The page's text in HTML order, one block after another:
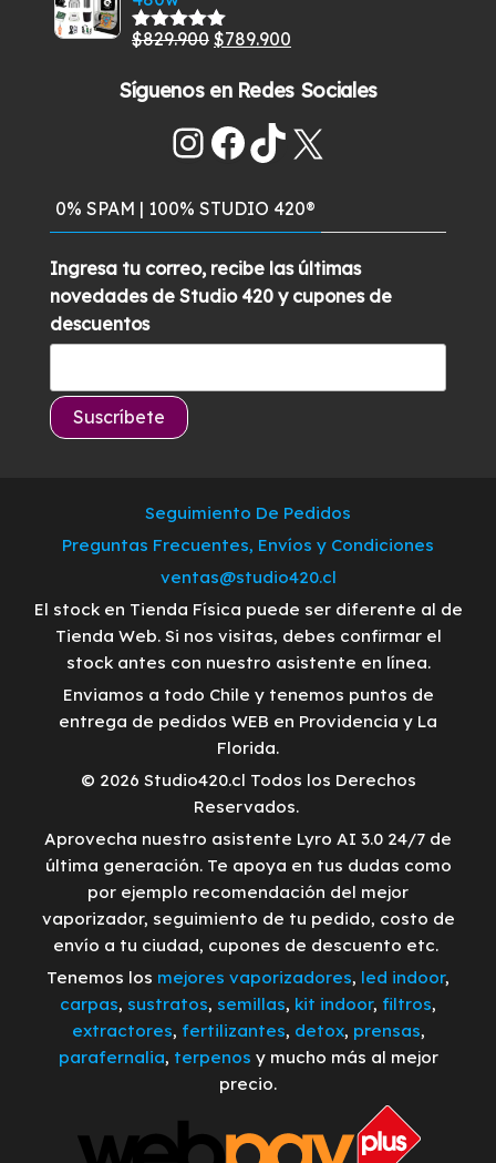
era:
$349.900.$299.900.
Valorado
5
$829.900 El
original
era:
$829.900.
$789.900
actual
$789.900.
Síguenos en Redes Sociales
Instagram
Facebook
TikTok
X
0% SPAM | 100% STUDIO 420®
Ingresa tu correo, recibe las últimas
novedades de Studio 420 y cupones de
descuentos
Seguimiento De Pedidos
Preguntas Frecuentes, Envíos y Condiciones
ventas@studio420.cl
El stock en Tienda Física puede ser diferente al de
Tienda Web. Si nos visitas, debes confirmar el
stock antes con nuestro asistente en línea.
Enviamos a todo Chile y tenemos puntos de
entrega de pedidos WEB en Providencia y La
Florida.
© 2026 Studio420.cl Todos los Derechos
Reservados.
Aprovecha nuestro asistente Lyro AI 3.0 24/7 de
última generación. Te apoya en tus dudas como
por ejemplo recomendación del mejor
vaporizador, seguimiento de tu pedido, costo de
envío a tu ciudad, cupones de descuento etc.
Tenemos los mejores vaporizadores, led indoor,
carpas, sustratos, semillas, kit indoor, filtros,
extractores, fertilizantes, detox, prensas,
parafernalia, terpenos y mucho más al mejor
precio.